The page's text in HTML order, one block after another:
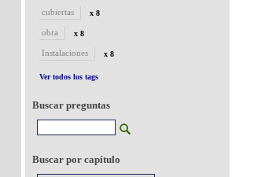
cubiertas x 8
obra x 8
Instalaciones x 8
Ver todos los tags
Buscar preguntas
Buscar por capítulo